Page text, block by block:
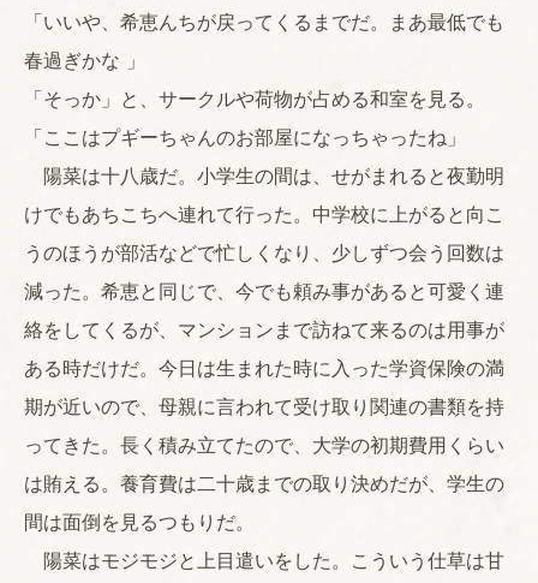
「いいや、希恵んちが戻ってくるまでだ。まあ最低でも
春過ぎかな 」
「そっか」と、サークルや荷物が占める和室を見る。
「ここはプギーちゃんのお部屋になっちゃったね」
陽菜は十八歳だ。小学生の間は、せがまれると夜勤明
けでもあちこちへ連れて行った。中学校に上がると向こ
うのほうが部活などで忙しくなり、少しずつ会う回数は
減った。希恵と同じで、今でも頼み事があると可愛く連
絡をしてくるが、マンションまで訪ねて来るのは用事が
ある時だけだ。今日は生まれた時に入った学資保険の満
期が近いので、母親に言われて受け取り関連の書類を持
ってきた。長く積み立てたので、大学の初期費用くらい
は賄える。養育費は二十歳までの取り決めだが、学生の
間は面倒を見るつもりだ。
陽菜はモジモジと上目遣いをした。こういう仕草は甘